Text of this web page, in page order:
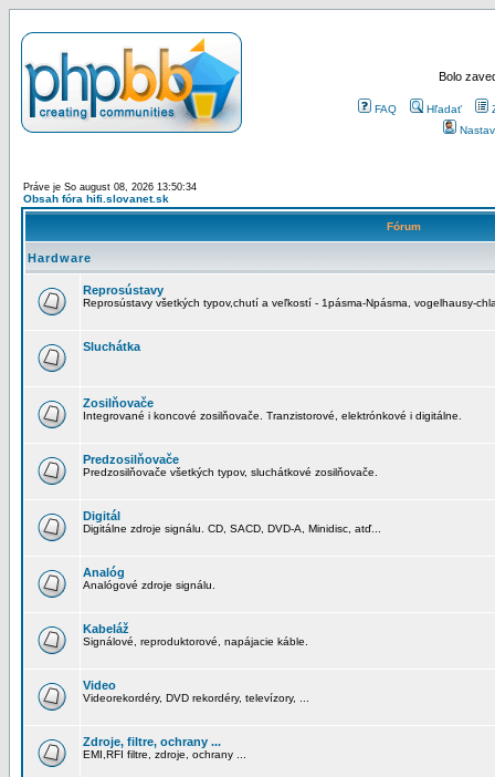
Bolo
FAQ Hľadať
Práve je So august 08, 2026 13:50:34
Obsah fóra hifi.slovanet.sk
Fórum
Hardware
Reprosústavy
Reprosústavy všetkých typov,chutí a veľkostí - 1pásma-Npásma, vogelhausy-
Sluchátka
Zosilňovače
Integrované i koncové zosilňovače. Tranzistorové, elektrónkové i digitálne.
Predzosilňovače
Predzosilňovače všetkých typov, sluchátkové zosilňovače.
Digitál
Digitálne zdroje signálu. CD, SACD, DVD-A, Minidisc, atď...
Analóg
Analógové zdroje signálu.
Kabeláž
Signálové, reproduktorové, napájacie káble.
Video
Videorekordéry, DVD rekordéry, televízory, ...
Zdroje, filtre, ochrany ...
EMI,RFI filtre, zdroje, ochrany ...